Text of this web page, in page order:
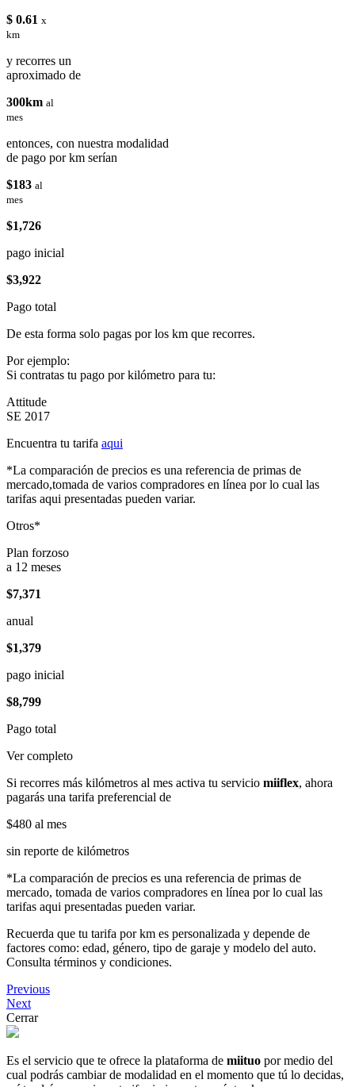
$ 0.61 x
km
y recorres un
aproximado de
300km al
mes
entonces, con nuestra modalidad
de pago por km serían
$183 al
mes
$1,726
pago inicial
$3,922
Pago total
De esta forma solo pagas por los km que recorres.
Por ejemplo:
Si contratas tu pago por kilómetro para tu:
Attitude
SE 2017
Encuentra tu tarifa aqui
*La comparación de precios es una referencia de primas de
mercado,tomada de varios compradores en línea por lo cual las
tarifas aqui presentadas pueden variar.
Otros*
Plan forzoso
a 12 meses
$7,371
anual
$1,379
pago inicial
$8,799
Pago total
Ver completo
Si recorres más kilómetros al mes activa tu servicio miiflex, ahora
pagarás una tarifa preferencial de
$480 al mes
sin reporte de kilómetros
*La comparación de precios es una referencia de primas de
mercado, tomada de varios compradores en línea por lo cual las
tarifas aqui presentadas pueden variar.
Recuerda que tu tarifa por km es personalizada y depende de
factores como: edad, género, tipo de garaje y modelo del auto.
Consulta términos y condiciones.
Previous
Next
Cerrar
Es el servicio que te ofrece la plataforma de miituo por medio del
cual podrás cambiar de modalidad en el momento que tú lo decidas,